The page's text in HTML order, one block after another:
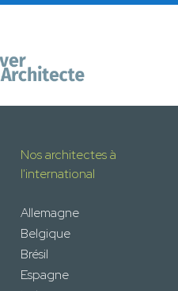
Nos architectes à
l'international
Allemagne
Belgique
Brésil
Espagne